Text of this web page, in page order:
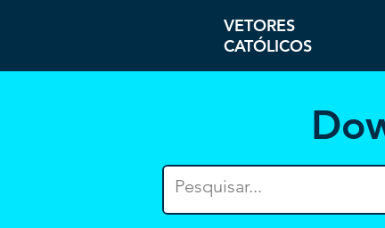
VETORES
CATÓLICOS